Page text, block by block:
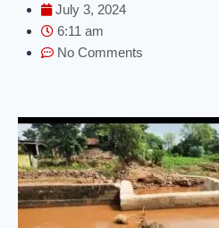
July 3, 2024
6:11 am
No Comments